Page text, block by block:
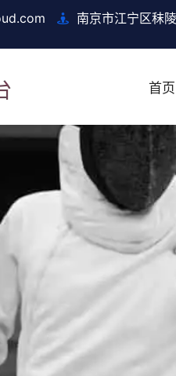
南京市江宁区秣
首页